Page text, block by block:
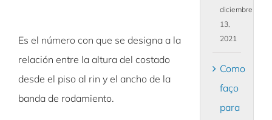
Es el número con que se designa a la
relación entre la altura del costado
desde el piso al rin y el ancho de la
banda de rodamiento.
diciembre
13,
2021
Como
faço
para